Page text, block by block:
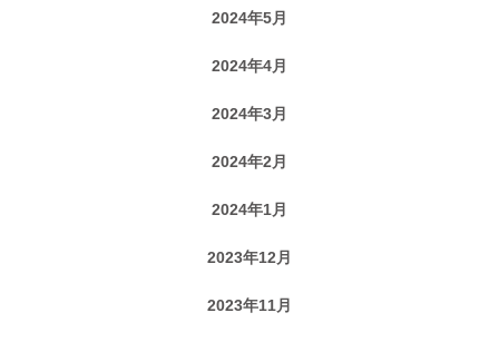
2024年5月
2024年4月
2024年3月
2024年2月
2024年1月
2023年12月
2023年11月